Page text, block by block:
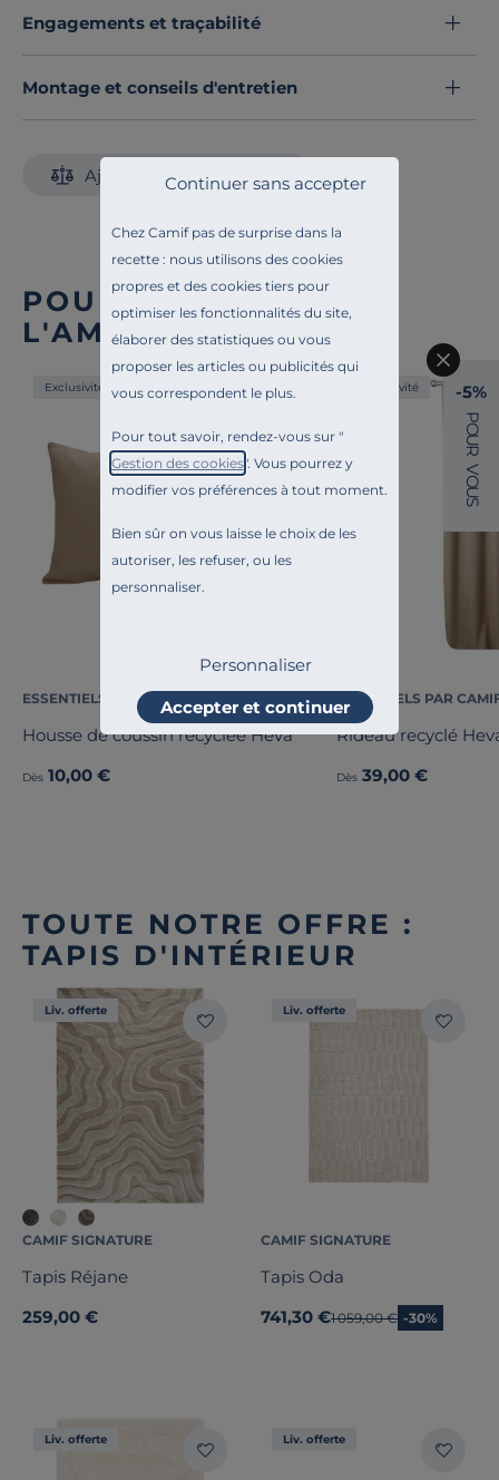
Chez Camif pas de surprise dans la
recette : nous utilisons des cookies
propres et des cookies tiers pour
optimiser les fonctionnalités du site,
élaborer des statistiques ou vous
proposer les articles ou publicités qui
vous correspondent le plus.
Pour tout savoir, rendez-vous sur "
Gestion des cookies". Vous pourrez y
modifier vos préférences à tout moment.
Bien sûr on vous laisse le choix de les
autoriser, les refuser, ou les
personnaliser.
Continuer sans accepter
Personnaliser
Accepter et continuer
Engagements et traçabilité
Montage et conseils d'entretien
Ajouter au comparateur
POUR COMPLÉTER
L'AMBIANCE
Exclusivité
ESSENTIELS PAR CAMIF
Housse de coussin recyclée Heva
Dès 10,00 €
Exclusivité
ESSENTIELS PAR
Rideau recyclé
Dès 39,00 €
TOUTE NOTRE OFFRE :
TAPIS D'INTÉRIEUR
Liv. offerte
CAMIF SIGNATURE
Tapis Réjane
259,00 €
Liv. offerte
CAMIF SIGNATURE
Tapis Oda
741,30 €Ancien prix
1 059,00 € -30%
Liv. offerte Liv. offerte
-5%
P
O
U
R
V
O
U
S